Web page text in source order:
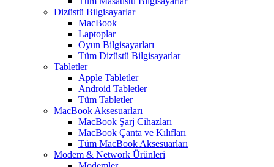
Dizüstü Bilgisayarlar
MacBook
Laptoplar
Oyun Bilgisayarları
Tüm Dizüstü Bilgisayarlar
Tabletler
Apple Tabletler
Android Tabletler
Tüm Tabletler
MacBook Aksesuarları
MacBook Şarj Cihazları
MacBook Çanta ve Kılıfları
Tüm MacBook Aksesuarları
Modem & Network Ürünleri